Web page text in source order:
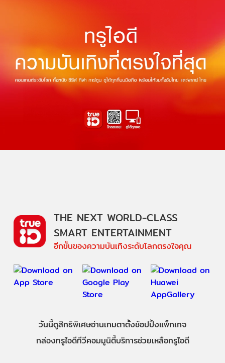
THE NEXT WORLD-CLASS
SMART ENTERTAINMENT
อีกขั้นของความบันเทิงระดับโลกตรงใจคุณ
วันนี้ดูสิทธิพิเศษอ่านเกมตาตั้งช้อปปิ้งแพ็กเกจ
กล่องทรูไอดีทีวีคอมมูนิตี้บริการช่วยเหลือทรูไอดี